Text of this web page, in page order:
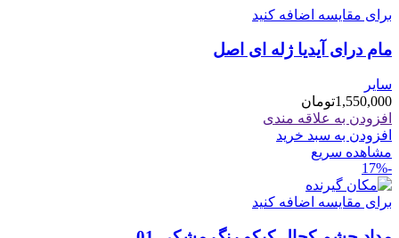
برای مقایسه اضافه کنید
مام درای آیدیا ژله ای اصل
سایر
1,550,000تومان
افزودن به علاقه مندی
افزودن به سبد خرید
مشاهده سریع
-17%
برای مقایسه اضافه کنید